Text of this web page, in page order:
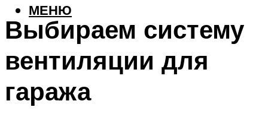
МЕНЮ
Выбираем систему
вентиляции для
гаража